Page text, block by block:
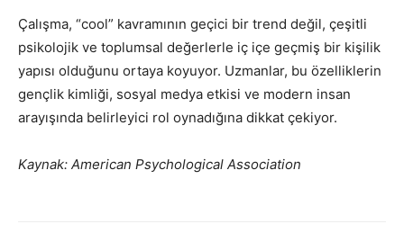
Çalışma, “cool” kavramının geçici bir trend değil, çeşitli
psikolojik ve toplumsal değerlerle iç içe geçmiş bir kişilik
yapısı olduğunu ortaya koyuyor. Uzmanlar, bu özelliklerin
gençlik kimliği, sosyal medya etkisi ve modern insan
arayışında belirleyici rol oynadığına dikkat çekiyor.
Kaynak: American Psychological Association